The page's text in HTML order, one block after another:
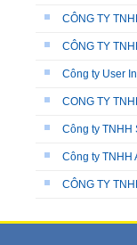
CÔNG TY
CÔNG TY
Công ty User
CONG TY
Công ty TNHH
Công ty TNHH
CÔNG TY